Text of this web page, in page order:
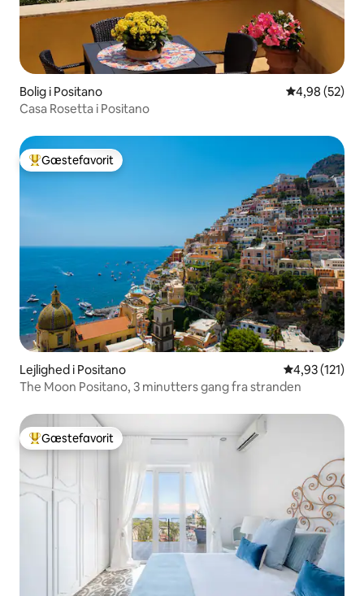
Bolig i Positano 4,98 ud af 5 i
4,98 (52)
Casa Rosetta i Positano
Bedste gæstefavorit
Gæstefavorit
Lejlighed i Positano 4,93 ud af 5 i
4,93 (121)
The Moon Positano, 3 minutters gang fra stranden
Bedste gæstefavorit
Gæstefavorit